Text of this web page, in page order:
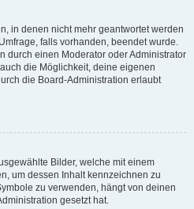
in denen nicht mehr geantwortet werden
falls vorhanden, beendet wurde.
durch einen Moderator oder Administrator
die Möglichkeit, deine eigenen
die Board-Administration erlaubt
Bilder, welche mit einem
um dessen Inhalt kennzeichnen zu
zu verwenden, hängt von deinen
gesetzt hat.